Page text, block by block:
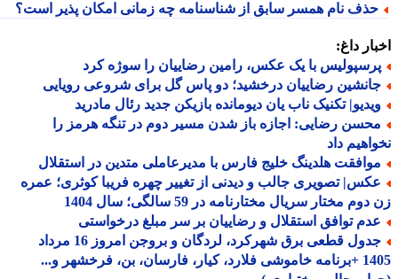
نام همسر سابق از شناسنامه چه زمانی امکان پذیر است؟
داغ:
با یک عکس، رامین رضاییان را سوژه کرد
رضاییان درخشید؛ دو پاس گل برای شروعی رویایی
تکنیک ناب یان دیومانده بازیکن جدید رئال مادرید
رضایی: اجازه باز شدن مسیر دوم در تنگه هرمز را
داد
هلدینگ خلیج فارس با مدیرعاملی متدین در استقلال
تصویری جالب و دیدنی از تغییر چهره فریبا کوثری؛ عمره
مختار سریال مختارنامه در 59 سالگی؛ سال 1404
توافق استقلال و رضاییان بر سر مبلغ درخواستی
جدول قطعی برق شهرکرد، لردگان و بروجن امروز 16 مرداد
1405 +برنامه خاموشی فلارد، کیار، فارسان، بن، فرخشهر و...